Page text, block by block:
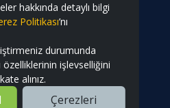
hakkında detaylı bilgi
Politikası’nı
durumunda
işlevselliğini
alınız.
Çerezleri